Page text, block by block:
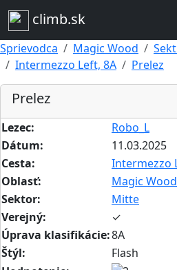
climb.sk
Sprievodca Magic Wood
Intermezzo Left, 8A
Prelez
Prelez
Lezec:
Robo_L
Dátum:
11.03.2025
Cesta:
Intermezzo
Oblasť:
Magic Wood
Sektor:
Mitte
Verejný:
✓
Úprava klasifikácie:8A
Štýl:
Flash